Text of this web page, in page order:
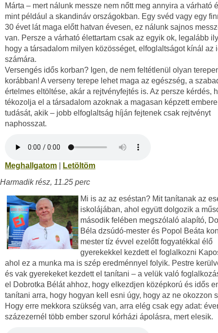
Márta – mert nálunk messze nem nőtt meg annyira a várható
mint például a skandináv országokban. Egy svéd vagy egy
30 évet lát maga előtt hatvan évesen, ez nálunk sajnos
van. Persze a várható élettartam csak az egyik ok, legalább
hogy a társadalom milyen közösséget, elfoglaltságot kínál az
számára.
Versengés idős korban? Igen, de nem feltétlenül olyan
korábban! A verseny terepe lehet maga az egészség, a
értelmes eltöltése, akár a rejtvényfejtés is. Az persze kérdés,
tékozolja el a társadalom azoknak a magasan képzett
tudását, akik – jobb elfoglaltság híján fejtenek csak rejtvényt
naphosszat.
Meghallgatom
Letöltöm
Harmadik rész, 11.25 perc
Mi is az az eséstan? Mit tanítanak az
iskolájában, ahol együtt dolgozik a
második felében megszólaló alapító,
Béla dzsúdó-mester és Popol Beáta
mester tíz évvel ezelőtt fogyatékkal élő
gyerekekkel kezdett el foglalkozni
ahol ez a munka ma is szép eredménnyel folyik. Pestre
és vak gyerekeket kezdett el tanítani – a velük való
el Dobrotka Bélát ahhoz, hogy elkezdjen középkorú és idős
tanítani arra, hogy hogyan kell esni úgy, hogy az ne okozzon
Hogy erre mekkora szükség van, arra elég csak egy adat:
százezernél több ember szorul kórházi ápolásra, mert elesik.